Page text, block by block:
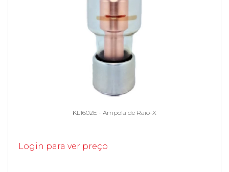
KL1602E - Ampola de Raio-X
Login para ver preço